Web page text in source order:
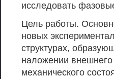
исследовать
Цель работы.
новых
структурах,
наложении
механического